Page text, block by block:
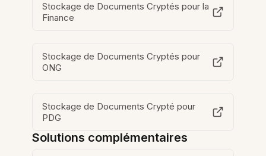
Stockage de Documents Cryptés pour la
Finance
Stockage de Documents Cryptés pour
ONG
Stockage de Documents Crypté pour
PDG
Solutions complémentaires